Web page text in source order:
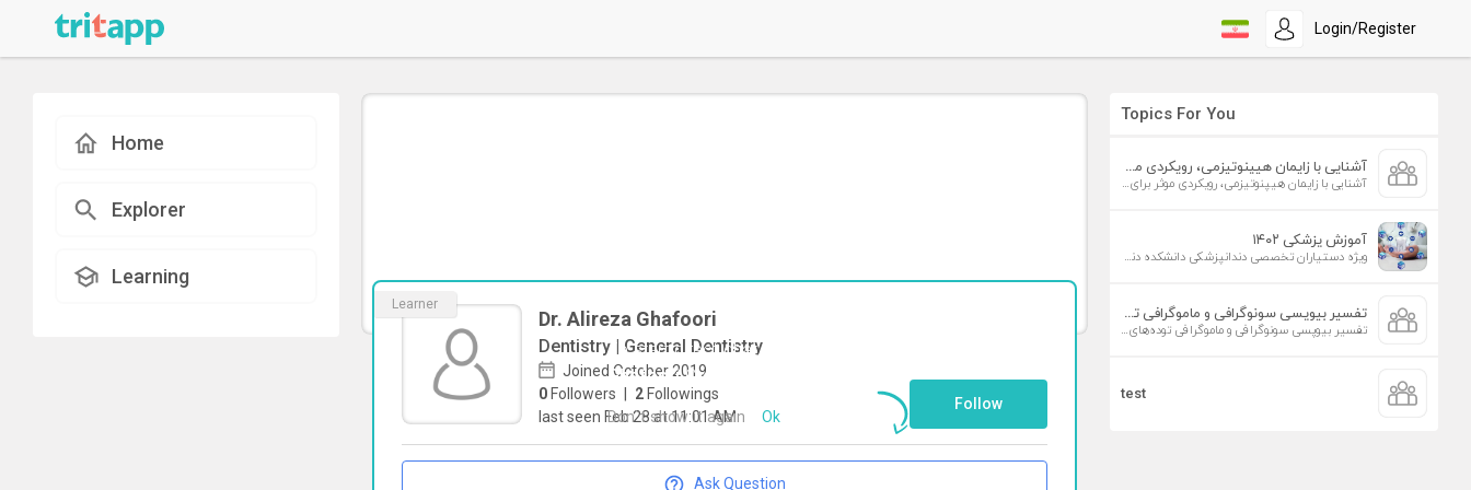
Login/Register
Home
Explorer
Learning
Learner
Dr. Alireza Ghafoori
Dentistry | General Dentistry
Joined October 2019
0 Followers 2 Followings
last seen Feb 28 at 11:01 AM
Follow
Ask Question
Topics For You
آشنایی با زایمان هیپنوتیزمی، رویکردی موثر برای افزایش تمایل به زایمان طبیعی
آشنایی با زایمان هیپنوتیزمی، رویکردی موثر برای افزایش تمایل به زایمان طبیعی
آموزش پزشکی ۱۴۰۲
ویژه دستیاران تخصصی دندانپزشکی دانشکده دندانپزشکی دانشگاه علوم پزشکی تهران
تفسیر بیوپسی سونوگرافی و ماموگرافی توده‌های پستان
تفسیر بیوپسی سونوگرافی و ماموگرافی توده‌های پستان
test
To start direct chat with
GhafooriClick here
Don`t show it again Ok